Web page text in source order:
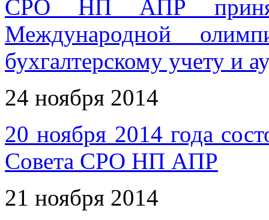
СРО НП АПР принял
Международной
бухгалтерскому учету и
24 ноября 2014
20 ноября 2014 года
Совета СРО НП АПР
21 ноября 2014